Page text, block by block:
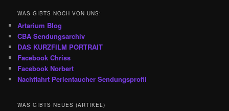
WAS GIBTS NOCH VON UNS:
Artarium Blog
CBA Sendungsarchiv
DAS KURZFILM PORTRAIT
Facebook Chriss
Facebook Norbert
Nachtfahrt Perlentaucher Sendungsprofil
WAS GIBTS NEUES (ARTIKEL)